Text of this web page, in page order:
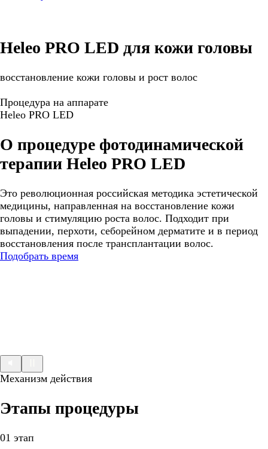
Heleo PRO LED для кожи головы
восстановление кожи головы и рост волос
Процедура на аппарате
Heleo PRO LED
О процедуре фотодинамической
терапии Heleo PRO LED
Это революционная российская методика эстетической
медицины, направленная на восстановление кожи
головы и стимуляцию роста волос. Подходит при
выпадении, перхоти, себорейном дерматите и в период
восстановления после трансплантации волос.
Подобрать время
Механизм действия
Этапы процедуры
01 этап